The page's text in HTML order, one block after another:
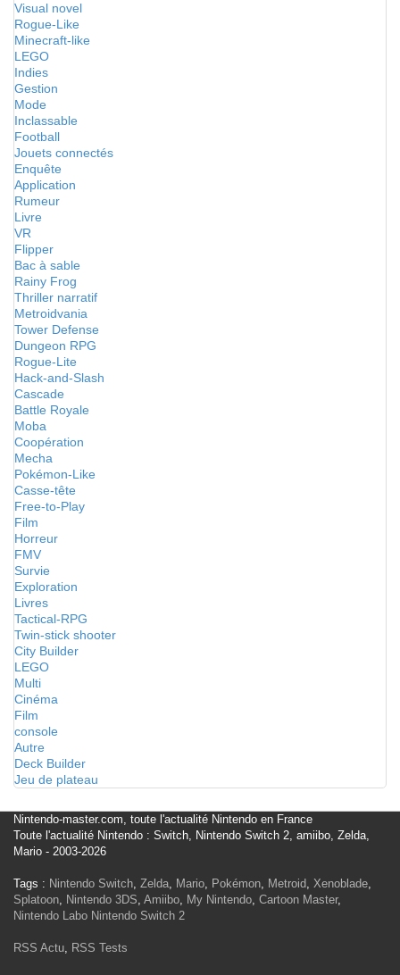
Visual novel
Rogue-Like
Minecraft-like
LEGO
Indies
Gestion
Mode
Inclassable
Football
Jouets connectés
Enquête
Application
Rumeur
Livre
VR
Flipper
Bac à sable
Rainy Frog
Thriller narratif
Metroidvania
Tower Defense
Dungeon RPG
Rogue-Lite
Hack-and-Slash
Cascade
Battle Royale
Moba
Coopération
Mecha
Pokémon-Like
Casse-tête
Free-to-Play
Film
Horreur
FMV
Survie
Exploration
Livres
Tactical-RPG
Twin-stick shooter
City Builder
LEGO
Multi
Cinéma
Film
console
Autre
Deck Builder
Jeu de plateau
Nintendo-master.com, toute l'actualité Nintendo en France
Toute l'actualité Nintendo : Switch, Nintendo Switch 2, amiibo, Zelda,
Mario - 2003-2026
Tags : Nintendo Switch, Zelda, Mario, Pokémon, Metroid, Xenoblade,
Splatoon, Nintendo 3DS, Amiibo, My Nintendo, Cartoon Master,
Nintendo Labo Nintendo Switch 2
RSS Actu, RSS Tests